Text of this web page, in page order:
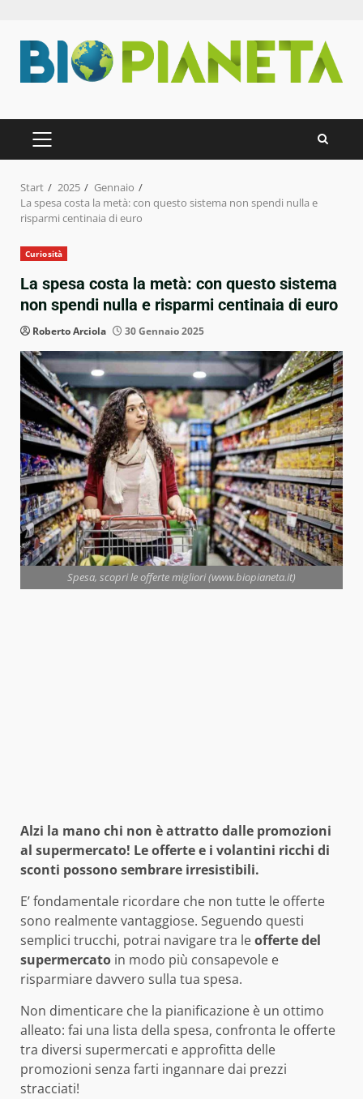
Inhalt
springen
PRIMÄRES
MENÜ
Start 2025
Gennaio
La spesa costa la metà: con questo sistema non spendi nulla e
risparmi centinaia di euro
Curiosità
La spesa costa la metà: con questo sistema
non spendi nulla e risparmi centinaia di euro
Roberto Arciola 30 Gennaio 2025
Spesa, scopri le offerte migliori (www.biopianeta.it)
Alzi la mano chi non è attratto dalle promozioni
al supermercato! Le offerte e i volantini ricchi di
sconti possono sembrare irresistibili.
E’ fondamentale ricordare che non tutte le offerte
sono realmente vantaggiose. Seguendo questi
semplici trucchi, potrai navigare tra leofferte del
supermercato in modo più consapevole e
risparmiare davvero sulla tua spesa.
Non dimenticare che la pianificazione è un ottimo
alleato: fai una lista della spesa, confronta le offerte
tra diversi supermercati e approfitta delle
promozioni senza farti ingannare dai prezzi
stracciati!